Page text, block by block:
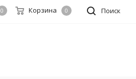
Поиск
0 Корзина 0